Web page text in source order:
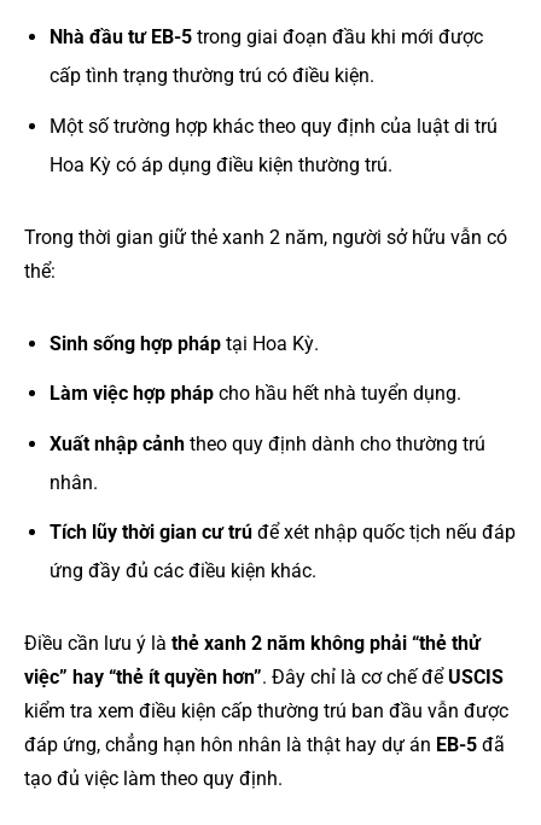
Nhà đầu tư EB-5trong giai đoạn đầu khi mới được
cấp tình trạng thường trú có điều kiện.
Một số trường hợp khác theo quy định của luật di trú
Hoa Kỳ có áp dụng điều kiện thường trú.
Trong thời gian giữ thẻ xanh 2 năm, người sở hữu vẫn có
thể:
Sinh sống hợp pháptại Hoa Kỳ.
Làm việc hợp phápcho hầu hết nhà tuyển dụng.
Xuất nhập cảnhtheo quy định dành cho thường trú
nhân.
Tích lũy thời gian cư trúđể xét nhập quốc tịch nếu đáp
ứng đầy đủ các điều kiện khác.
Điều cần lưu ý là thẻ xanh 2 năm không phải “thẻ thử
việc” hay “thẻ ít quyền hơn”. Đây chỉ là cơ chế để USCIS
kiểm tra xem điều kiện cấp thường trú ban đầu vẫn được
đáp ứng, chẳng hạn hôn nhân là thật hay dự án EB-5 đã
tạo đủ việc làm theo quy định.